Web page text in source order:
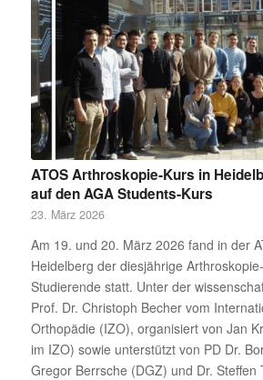
ATOS Arthroskopie‑Kurs in
auf den AGA Students‑Kurs
23. März 2026
Am 19. und 20. März 2026 fand in der
Heidelberg der diesjährige
Studierende statt. Unter der
Prof. Dr. Christoph Becher vom
Orthopädie (IZO), organisiert von Jan
im IZO) sowie unterstützt von PD Dr.
Gregor Berrsche (DGZ) und Dr. Steffen